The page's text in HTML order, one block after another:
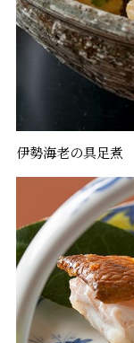
伊勢海老の具足煮